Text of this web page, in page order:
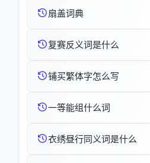
扇盖词典
复赛反义词是什么
铺买繁体字怎么写
一等能组什么词
衣绣昼行同义词是什么